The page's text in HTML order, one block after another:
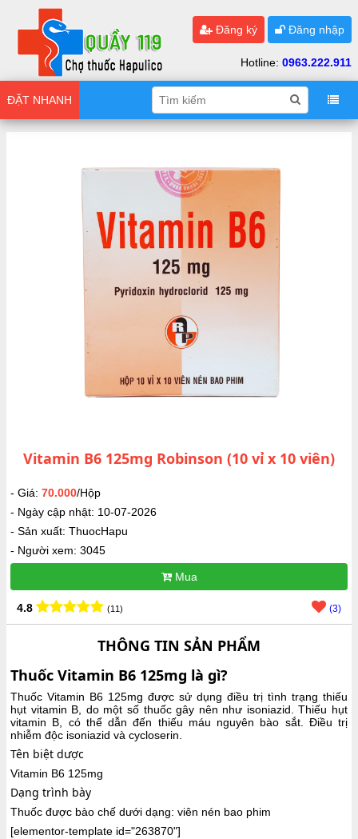
Đăng ký Đăng nhập
Hotline: 0963.222.911
ĐẶT NHANH
Vitamin B6 125mg Robinson (10 vỉ x 10 viên)
- Giá: 70.000/Hộp
- Ngày cập nhật: 10-07-2026
- Sản xuất: ThuocHapu
- Người xem: 3045
Mua
4.8 (11) (3)
THÔNG TIN SẢN PHẨM
Thuốc Vitamin B6 125mg là gì?
Thuốc Vitamin B6 125mg được sử dụng điều trị tình trạng thiếu
hụt vitamin B, do một số thuốc gây nên như isoniazid. Thiếu hụt
vitamin B, có thể dẫn đến thiếu máu nguyên bào sắt. Điều trị
nhiễm độc isoniazid và cycloserin.
Tên biệt dược
Vitamin B6 125mg
Dạng trình bày
Thuốc được bào chế dưới dạng: viên nén bao phim
[elementor-template id="263870"]